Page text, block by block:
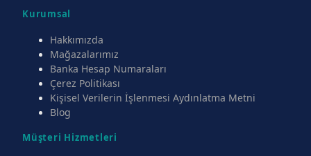
Kurumsal
Hakkımızda
Mağazalarımız
Banka Hesap Numaraları
Çerez Politikası
Kişisel Verilerin İşlenmesi Aydınlatma Metni
Blog
Müşteri Hizmetleri